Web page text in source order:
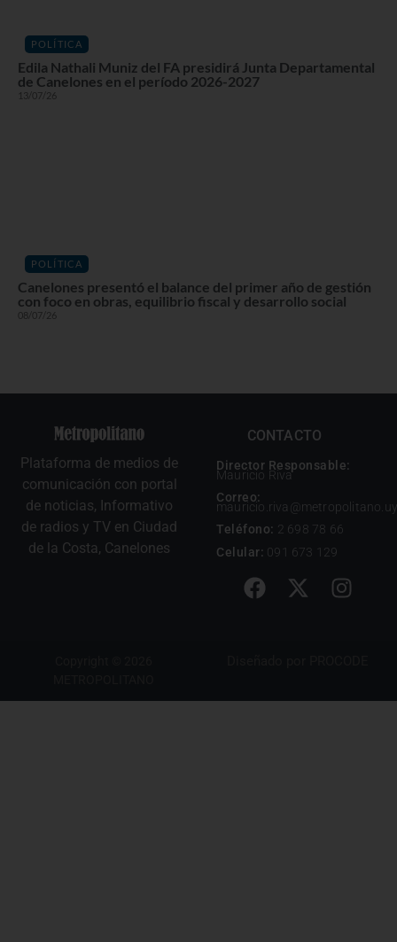
POLÍTICA
Edila Nathali Muniz del FA presidirá Junta Departamental
de Canelones en el período 2026-2027
13/07/26
POLÍTICA
Canelones presentó el balance del primer año de gestión
con foco en obras, equilibrio fiscal y desarrollo social
08/07/26
Plataforma de medios de
comunicación con portal
de noticias, Informativo
de radios y TV en Ciudad
de la Costa, Canelones
CONTACTO
Director Responsable:
Mauricio Riva
Correo:
mauricio.riva@metropolitano.uy
Teléfono: 2 698 78 66
Celular: 091 673 129